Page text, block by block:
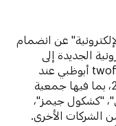
عن انضمام
الجديدة إلى
المنطقة الإبداعية- ياس التابعة لـ twofour54 أبوظبي عند
افتتاحها خلال الربع الأخير من العام 2021، بما فيها جمعية
"كشكول جيمز"،
الشركات الأخرى.